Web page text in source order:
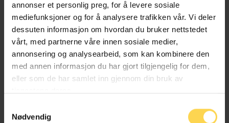
annonser et personlig preg, for å levere sosiale
mediefunksjoner og for å analysere trafikken vår. Vi deler
dessuten informasjon om hvordan du bruker nettstedet
vårt, med partnerne våre innen sosiale medier,
annonsering og analysearbeid, som kan kombinere den
med annen informasjon du har gjort tilgjengelig for dem,
eller som de har samlet inn gjennom din bruk av
Nødvendig
Imran Haider
Trygderett og pensjonsrett